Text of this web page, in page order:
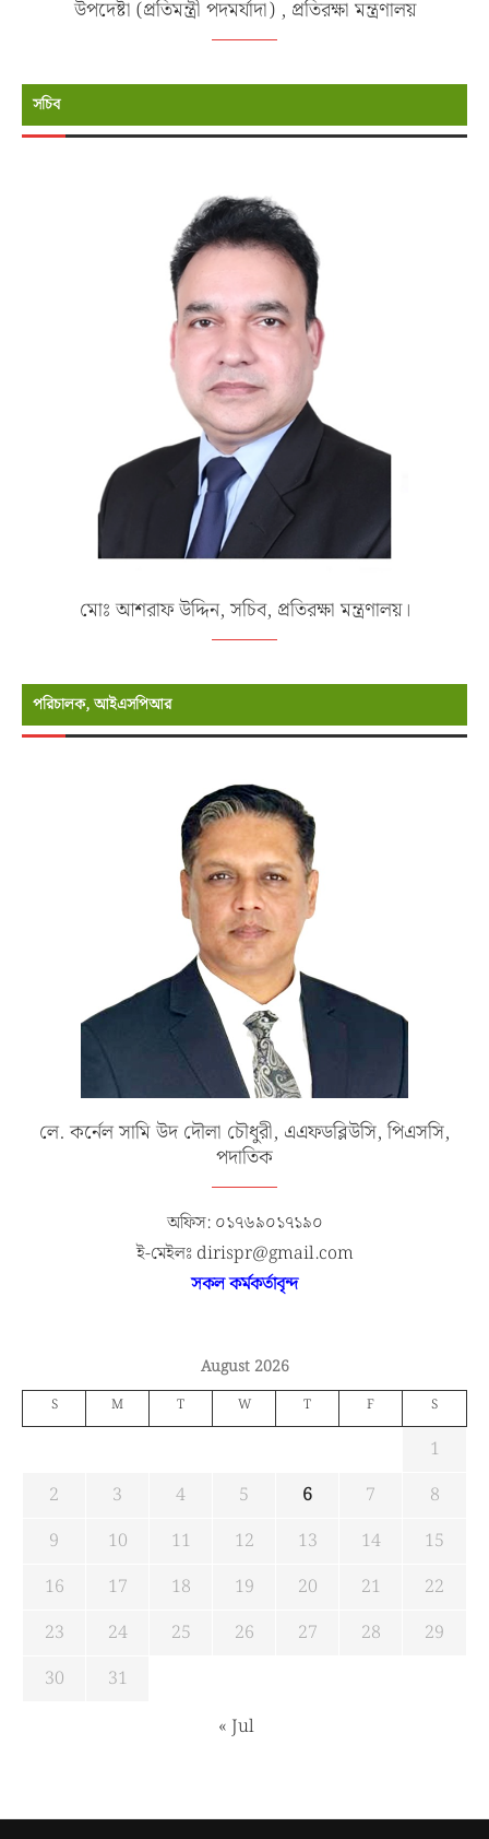
উপদেষ্টা (প্রতিমন্ত্রী পদমর্যাদা) , প্রতিরক্ষা মন্ত্রণালয়
সচিব
মোঃ আশরাফ উদ্দিন, সচিব, প্রতিরক্ষা মন্ত্রণালয়।
পরিচালক, আইএসপিআর
লে. কর্নেল সামি উদ দৌলা চৌধুরী, এএফডব্লিউসি, পিএসসি,
পদাতিক
অফিস: ০১৭৬৯০১৭১৯০
ই-মেইলঃ dirispr@gmail.com
সকল কর্মকর্তাবৃন্দ
August 2026
S M T W T F S
1
2
3 4 5 6 7
8
9
10 11 12 13 14
15
16
17 18 19 20 21
22
23
24 25 26 27 28
29
30
31
« Jul